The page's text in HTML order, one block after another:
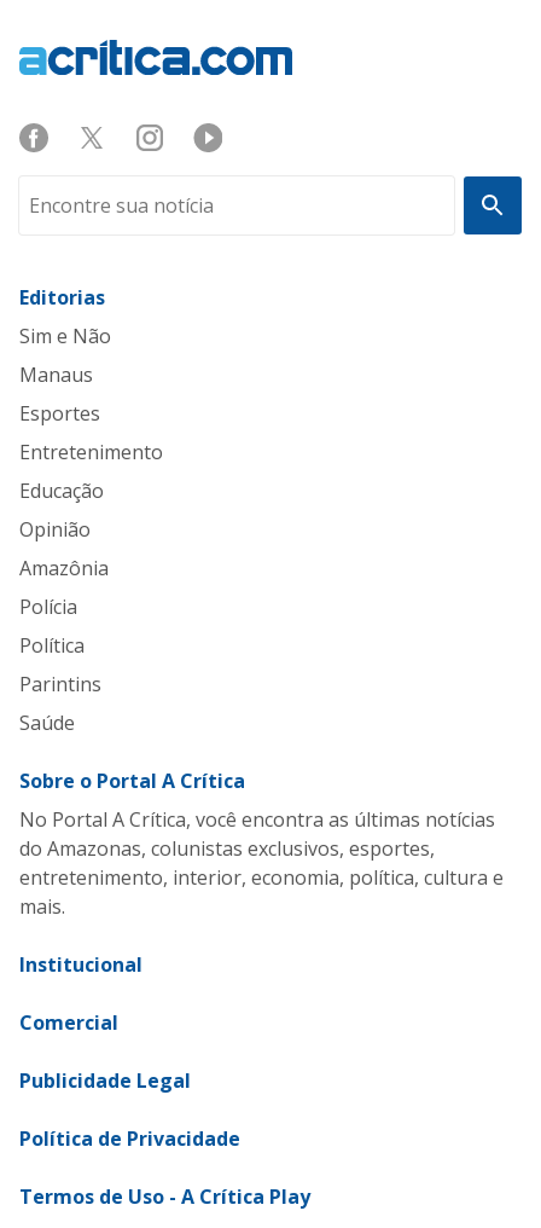
Editorias
Sim e Não
Manaus
Esportes
Entretenimento
Educação
Opinião
Amazônia
Polícia
Política
Parintins
Saúde
Sobre o Portal A Crítica
No Portal A Crítica, você encontra as últimas notícias
do Amazonas, colunistas exclusivos, esportes,
entretenimento, interior, economia, política, cultura e
mais.
Institucional
Comercial
Publicidade Legal
Política de Privacidade
Termos de Uso - A Crítica Play